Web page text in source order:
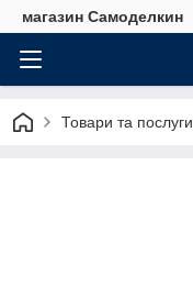
магазин Самоделкин
Товари та послуги